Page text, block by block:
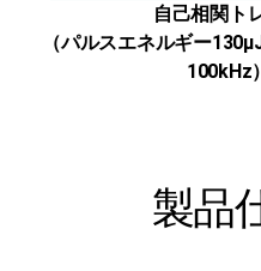
自己相関ト
（パルスエネルギー
100kHz）
製品